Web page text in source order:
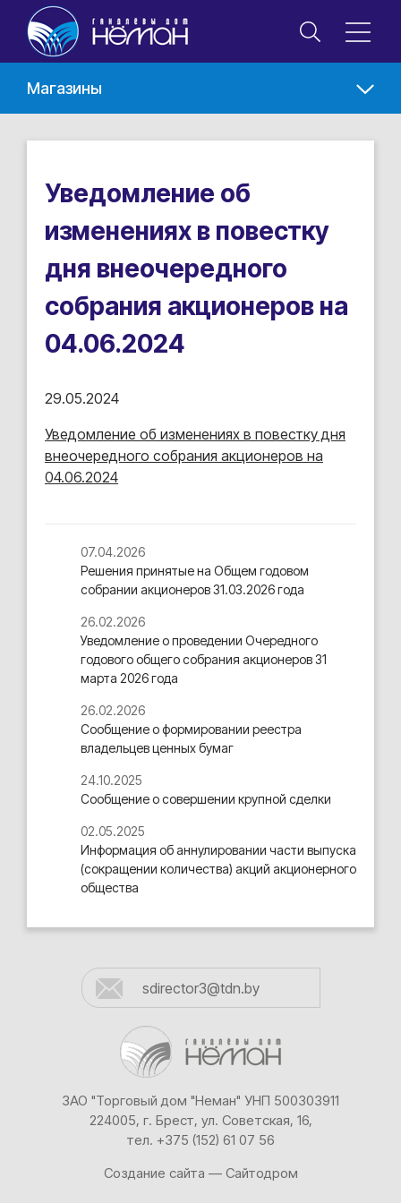
Торговый дом "Неман"
Магазины
sdirector3@tdn.by
Уведомление об
изменениях в повестку
дня внеочередного
собрания акционеров на
04.06.2024
29.05.2024
Уведомление об изменениях в повестку дня
внеочередного собрания акционеров на
04.06.2024
Решения принятые на Общем годовом
собрании акционеров 31.03.2026 года
07.04.2026
Уведомление о проведении Очередного
годового общего собрания акционеров 31
марта 2026 года
26.02.2026
Сообщение о формировании реестра
владельцев ценных бумаг
26.02.2026
Cообщение о совершении крупной сделки
24.10.2025
Информация об аннулировании части выпуска
(сокращении количества) акций акционерного
общества
02.05.2025
ЗАО "Торговый дом "Неман" УНП 500303911
224005, г. Брест, ул. Советская, 16,
тел. +375 (152) 61 07 56
Создание сайта — Сайтодром